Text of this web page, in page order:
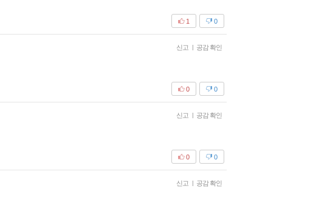
0
1
신고 | 공감 확인
0
0
신고 | 공감 확인
0
0
신고 | 공감 확인